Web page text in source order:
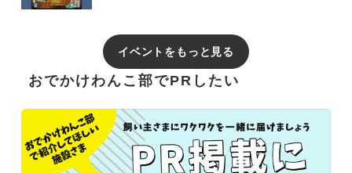
イベントをもっと見る
おでかけわんこ部でPRしたい